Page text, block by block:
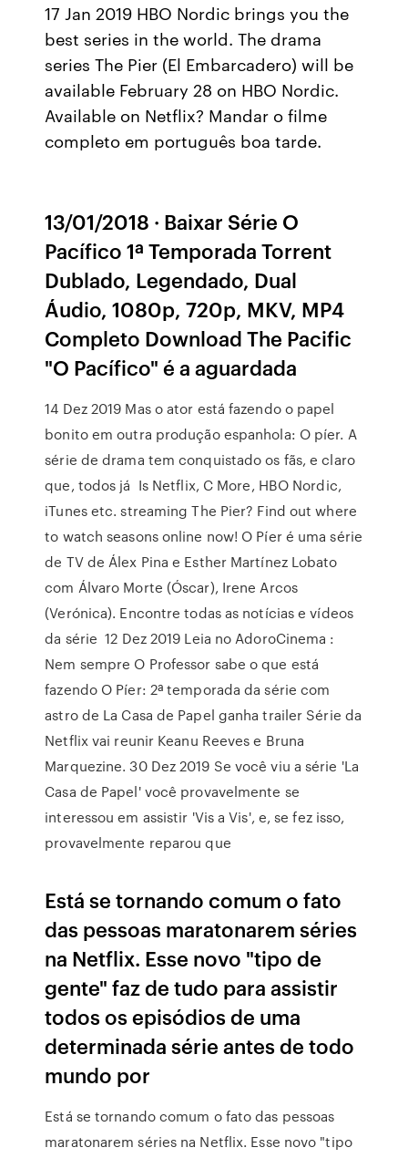
17 Jan 2019 HBO Nordic brings you the
best series in the world. The drama
series The Pier (El Embarcadero) will be
available February 28 on HBO Nordic.
Available on Netflix? Mandar o filme
completo em português boa tarde.
13/01/2018 · Baixar Série O
Pacífico 1ª Temporada Torrent
Dublado, Legendado, Dual
Áudio, 1080p, 720p, MKV, MP4
Completo Download The Pacific
"O Pacífico" é a aguardada
14 Dez 2019 Mas o ator está fazendo o papel
bonito em outra produção espanhola: O píer. A
série de drama tem conquistado os fãs, e claro
que, todos já Is Netflix, C More, HBO Nordic,
iTunes etc. streaming The Pier? Find out where
to watch seasons online now! O Píer é uma série
de TV de Álex Pina e Esther Martínez Lobato
com Álvaro Morte (Óscar), Irene Arcos
(Verónica). Encontre todas as notícias e vídeos
da série 12 Dez 2019 Leia no AdoroCinema :
Nem sempre O Professor sabe o que está
fazendo O Píer: 2ª temporada da série com
astro de La Casa de Papel ganha trailer Série da
Netflix vai reunir Keanu Reeves e Bruna
Marquezine. 30 Dez 2019 Se você viu a série 'La
Casa de Papel' você provavelmente se
interessou em assistir 'Vis a Vis', e, se fez isso,
provavelmente reparou que
Está se tornando comum o fato
das pessoas maratonarem séries
na Netflix. Esse novo "tipo de
gente" faz de tudo para assistir
todos os episódios de uma
determinada série antes de todo
mundo por
Está se tornando comum o fato das pessoas
maratonarem séries na Netflix. Esse novo "tipo